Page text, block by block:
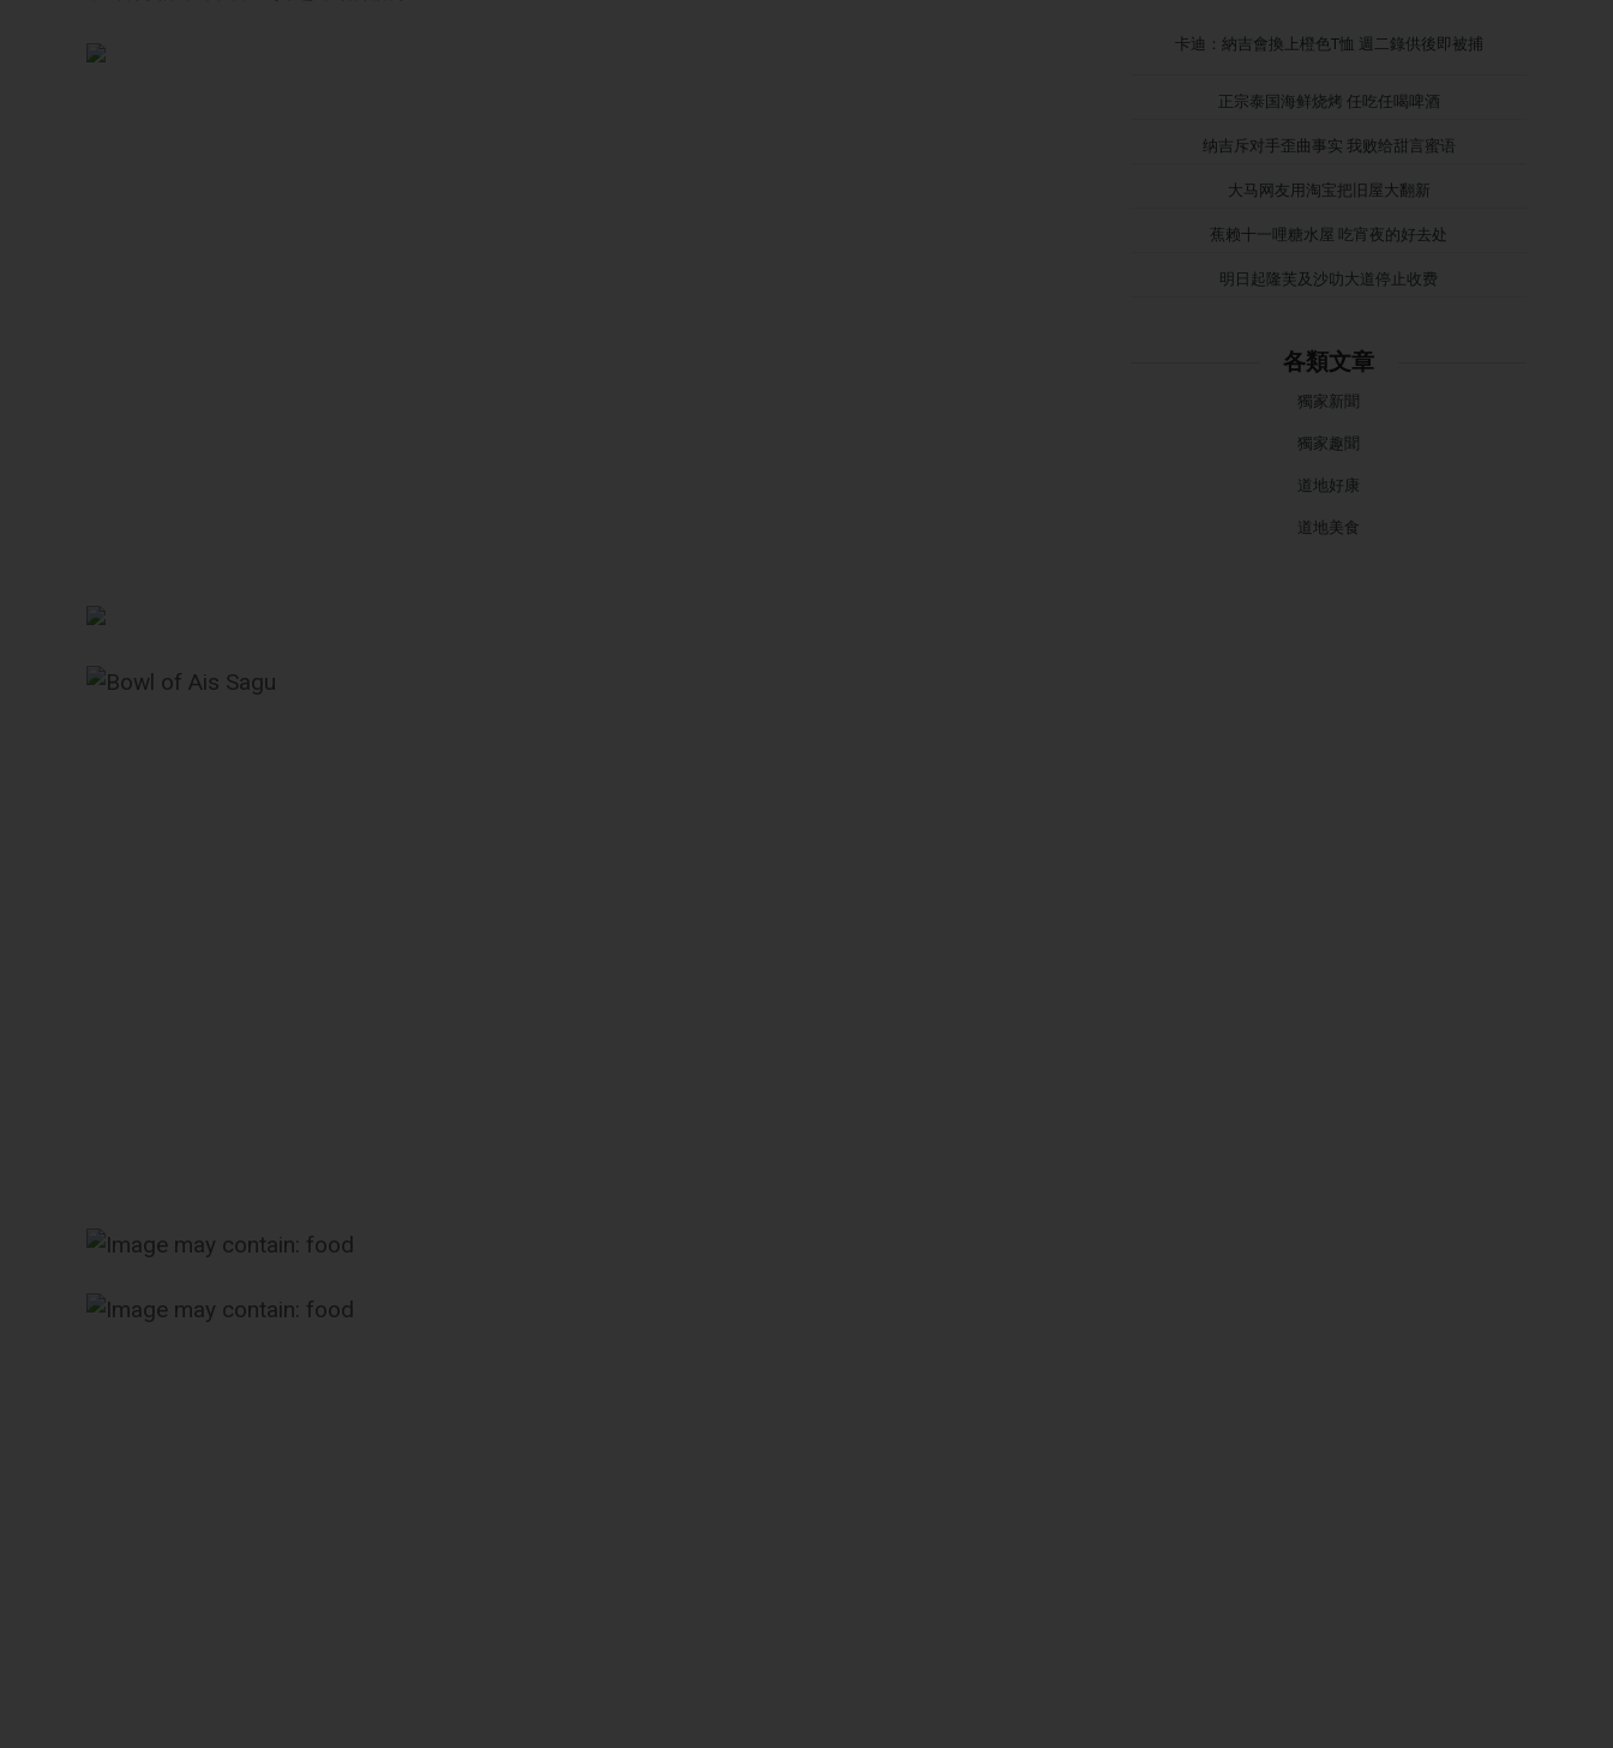
卡迪：納吉會換上橙色T恤 週二錄供後即被捕
正宗泰国海鲜烧烤 任吃任喝啤酒
纳吉斥对手歪曲事实 我败给甜言蜜语
大马网友用淘宝把旧屋大翻新
蕉赖十一哩糖水屋 吃宵夜的好去处
明日起隆芙及沙叻大道停止收费
各類文章
獨家新聞
獨家趣聞
道地好康
道地美食